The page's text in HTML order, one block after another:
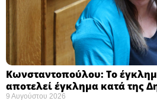
Κωνσταντοπούλου: Το
αποτελεί έγκλημα κατά της
9 Αυγούστου 2026